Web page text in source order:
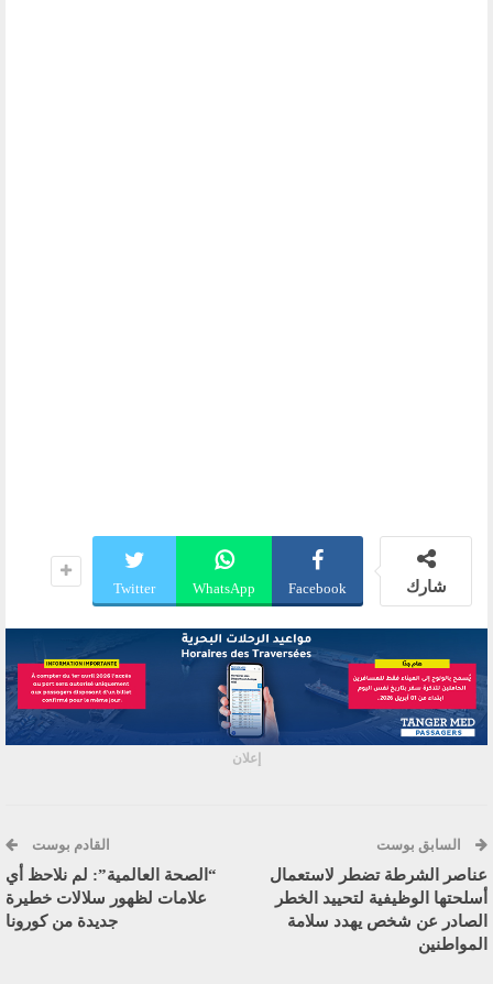
شارك Facebook
WhatsApp
Twitter
إعلان
السابق بوست
عناصر الشرطة تضطر لاستعمال
أسلحتها الوظيفية لتحييد الخطر
الصادر عن شخص يهدد سلامة
المواطنين
القادم بوست
“الصحة العالمية”: لم نلاحظ أي
علامات لظهور سلالات خطيرة
جديدة من كورونا